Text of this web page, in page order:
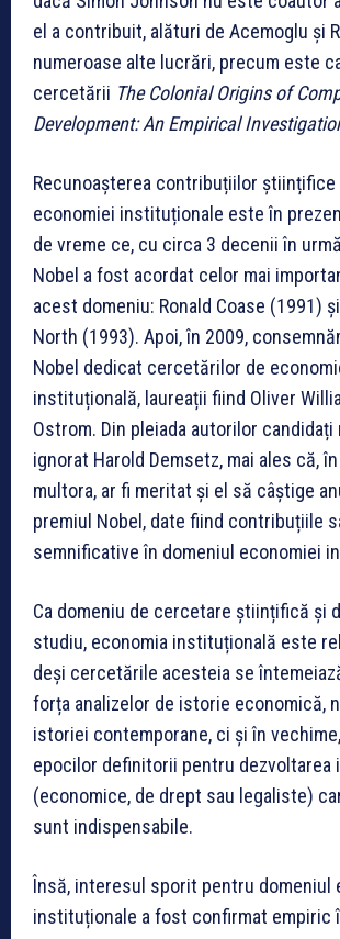
el a contribuit, alături de Acemoglu și
numeroase alte lucrări, precum este
cercetării The Colonial Origins of
Development: An Empirical
Recunoașterea contribuțiilor științifice
economiei instituționale este în
de vreme ce, cu circa 3 decenii în
Nobel a fost acordat celor mai
acest domeniu: Ronald Coase (1991)
North (1993). Apoi, în 2009,
Nobel dedicat cercetărilor de
instituțională, laureații fiind Oliver
Ostrom. Din pleiada autorilor
ignorat Harold Demsetz, mai ales că,
multora, ar fi meritat și el să câștige
premiul Nobel, date fiind contribuțiile
semnificative în domeniul economiei
Ca domeniu de cercetare științifică și
studiu, economia instituțională este
deși cercetările acesteia se
forța analizelor de istorie economică,
istoriei contemporane, ci și în
epocilor definitorii pentru
(economice, de drept sau legaliste)
sunt indispensabile.
Însă, interesul sporit pentru domeniul
instituționale a fost confirmat empiric